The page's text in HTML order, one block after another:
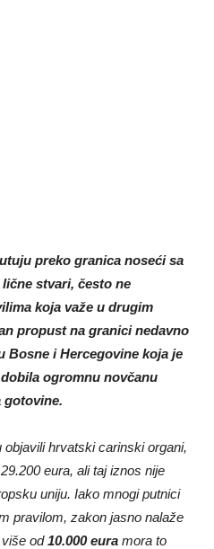
preko granica noseći sa
stvari, često ne
koja važe u drugim
propust na granici nedavno
Bosne i Hercegovine koja je
ogromnu novčanu
gotovine.
hrvatski carinski organi,
eura, ali taj iznos nije
uniju. Iako mnogi putnici
pravilom, zakon jasno nalaže
od10.000 eura mora to